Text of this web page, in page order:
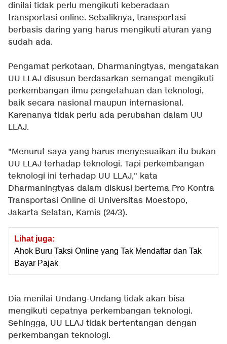
dinilai tidak perlu mengikuti keberadaan
transportasi online. Sebaliknya, transportasi
berbasis daring yang harus mengikuti aturan yang
sudah ada.
Pengamat perkotaan, Dharmaningtyas, mengatakan
UU LLAJ disusun berdasarkan semangat mengikuti
perkembangan ilmu pengetahuan dan teknologi,
baik secara nasional maupun internasional.
Karenanya tidak perlu ada perubahan dalam UU
LLAJ.
"Menurut saya yang harus menyesuaikan itu bukan
UU LLAJ terhadap teknologi. Tapi perkembangan
teknologi ini terhadap UU LLAJ," kata
Dharmaningtyas dalam diskusi bertema Pro Kontra
Transportasi Online di Universitas Moestopo,
Jakarta Selatan, Kamis (24/3).
Lihat juga:
Ahok Buru Taksi Online yang Tak Mendaftar dan Tak
Bayar Pajak
Dia menilai Undang-Undang tidak akan bisa
mengikuti cepatnya perkembangan teknologi.
Sehingga, UU LLAJ tidak bertentangan dengan
perkembangan teknologi.